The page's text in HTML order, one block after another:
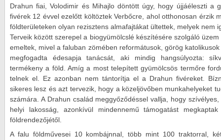
Drahun fiai, Volodimir és Mihajlo döntött úgy, hogy újjáéleszti a
fivérek 12 évvel ezelőtt költöztek Verbőcre, ahol otthonosan érzik
földterületeken olyan rezisztens almafajtákat ültettek, melyek nem
Terveik között szerepel a biogyümölcslé készítésére szolgáló
emeltek, mivel a faluban zömében reformátusok, görög
megfogadta édesapja tanácsát, aki mindig hangsúlyozta:
termékeny a föld. Amíg a most telepített gyümölcsös termőre
telnek el. Ez azonban nem tántorítja el a Drahun fivéreket.
sikeres lesz és azt tervezik, hogy a közeljövőben munkahelyeket
számára. A Drahun család meggyőződéssel vallja, hogy
helyi lakosság, azonkívül mindennemű támogatást
földrendezőjétől.
A falu földművesei 10 kombájnnal, több mint 100 traktorral,